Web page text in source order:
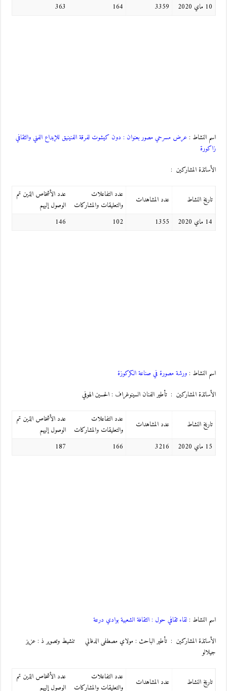
10 ماي 2020
3359
164
363
اسم النشاط : عرض مسرحي مصور بعنوان : دون كيشوت لفرقة الفنينيق للإبداع الفني والثقافي
زاكورة
الأساتذة المشاركين :
تاريخ النشاط عدد المشاهدات
عدد التفاعلات
والتعليقات والمشاركات
عدد الأشخاص الذين تم
الوصول إليهم
14 ماي 2020
1355
102
146
اسم النشاط :ورشة مصورة في صناعة الكركوزة
الأساتذة المشاركين : تأطير الفنان السينوغراف : الحسين الهوفي
تاريخ النشاط عدد المشاهدات
عدد التفاعلات
والتعليقات والمشاركات
عدد الأشخاص الذين تم
الوصول إليهم
15 ماي 2020
3216
166
187
اسم النشاط : لقاء ثقافي حول : الثقافة الشعبية بوادي درعة
الأساتذة المشاركين : تأطير الباحث : مولاي مصطفى الدفالي تنشيط وتصوير ذ : عزيز
جيلالو
تاريخ النشاط عدد المشاهدات
عدد التفاعلات
والتعليقات والمشاركات
عدد الأشخاص الذين تم
الوصول إليهم